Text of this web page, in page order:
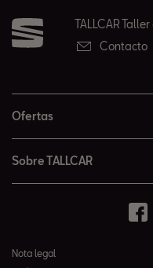
TALLCAR
Contacto
Ofertas
Sobre TALLCAR
Nota legal